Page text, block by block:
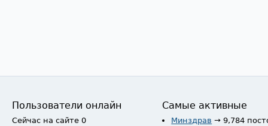
Пользователи онлайн
Сейчас на сайте 0
Самые активные
Минздрав → 9,784